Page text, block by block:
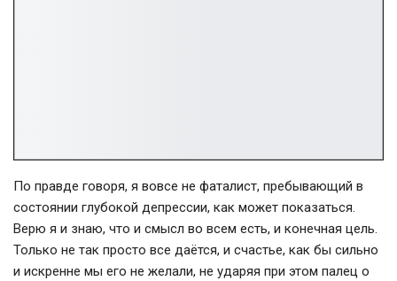
По правде говоря, я вовсе не фаталист, пребывающий в
состоянии глубокой депрессии, как может показаться.
Верю я и знаю, что и смысл во всем есть, и конечная цель.
Только не так просто все даётся, и счастье, как бы сильно
и искренне мы его не желали, не ударяя при этом палец о